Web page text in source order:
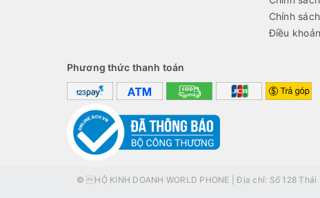
Chính
Điều
Phương thức thanh toán
© HỘ KINH DOANH WORLD PHONE | Địa chỉ: Số 128